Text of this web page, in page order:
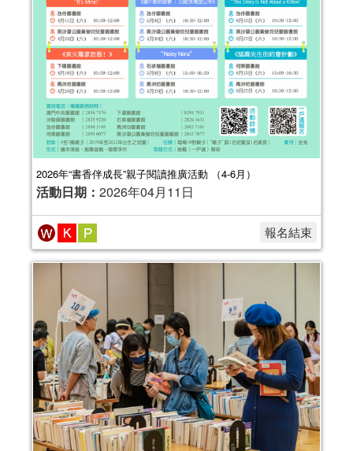
2026年“書香伴成長”親子閱讀推廣活動 （4-6月）
活動日期： 2026年04月11日
報名結束